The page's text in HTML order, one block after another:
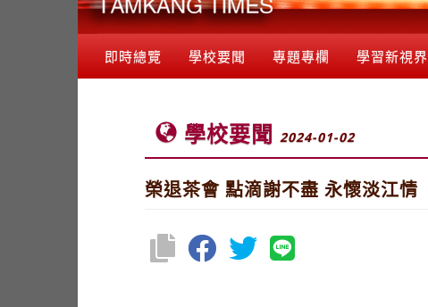
即時總覽 學校要聞 專題專欄 學習新視界
學校要聞 2024-01-02
榮退茶會 點滴謝不盡 永懷淡江情